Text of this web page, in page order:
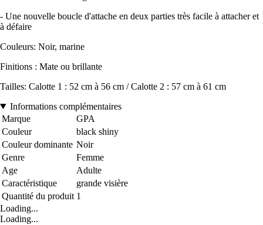
- Une nouvelle boucle d'attache en deux parties très facile à attacher et
à défaire
Couleurs: Noir, marine
Finitions : Mate ou brillante
Tailles: Calotte 1 : 52 cm à 56 cm / Calotte 2 : 57 cm à 61 cm
Informations complémentaires
Marque
GPA
Couleur
black shiny
Couleur dominante Noir
Genre
Femme
Age
Adulte
Caractéristique
grande visière
Quantité du produit 1
Loading...
Loading...